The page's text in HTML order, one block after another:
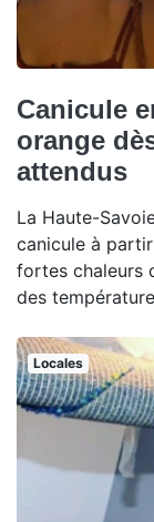
Canicule
orange
attendus
La Haute-
canicule à
fortes chaleurs
des
Locales